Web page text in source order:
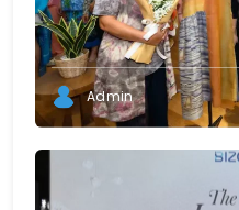
Show Live
ต่อยอดทุนวัฒนธ
ยกระดับผู้ประกอ
ตลา
Admin